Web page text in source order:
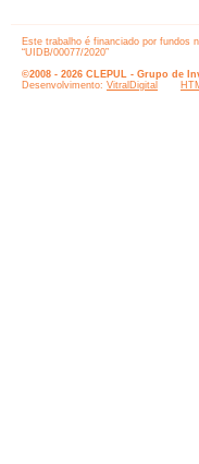
Este trabalho é financiado por fundos
“UIDB/00077/2020”
©2008 - 2026 CLEPUL - Grupo de
Desenvolvimento: VitralDigital